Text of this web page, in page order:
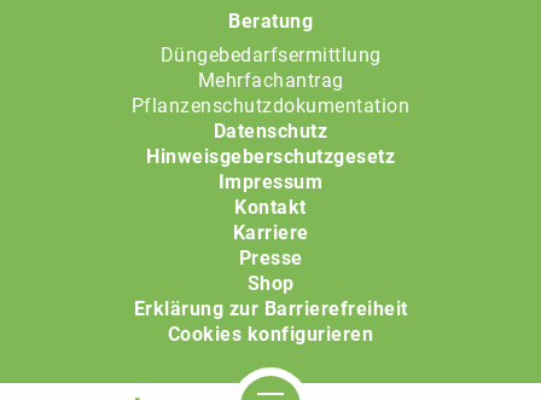
Beratung
Düngebedarfsermittlung
Mehrfachantrag
Pflanzenschutzdokumentation
Datenschutz
Hinweisgeberschutzgesetz
Impressum
Kontakt
Karriere
Presse
Shop
Erklärung zur Barrierefreiheit
Cookies konfigurieren